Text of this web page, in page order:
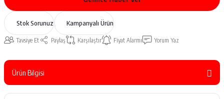
Stok Sorunuz Kampanyalı Ürün
Tavsiye Et Paylaş Karşılaştır Fiyat Alarmı Yorum Yaz
Ürün Bilgisi